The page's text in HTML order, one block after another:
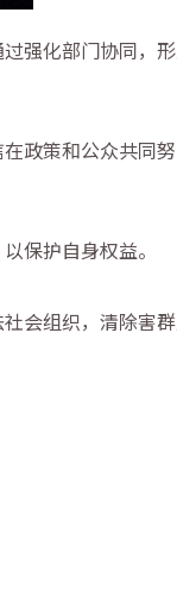
强化部门协同，
政策和公众共同
保护自身权益。
会组织，清除害